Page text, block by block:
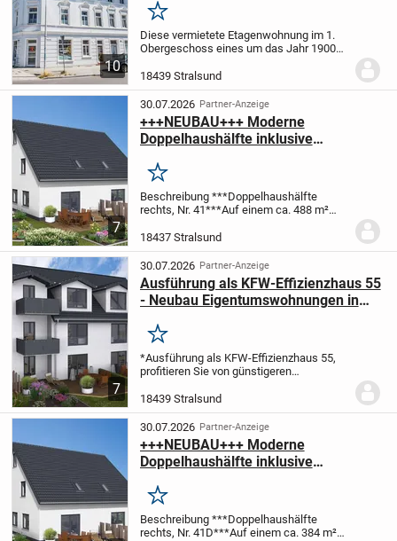
10
Merken
Diese vermietete Etagenwohnung im 1.
Obergeschoss eines um das Jahr 1900
klassischen Altbaucharme mit modernen
Annehmlichkeiten. Mit einer Wohnfläche
von ca. 79,41...
18439 Stralsund
7
30.07.2026 Partner-Anzeige
+++NEUBAU+++ Moderne
Doppelhaushälfte inklusive
Merken
Beschreibung ***Doppelhaushälfte
rechts, Nr. 41***Auf einem ca. 488 m²
und hochwertig ausgestattetes in
Massivbauweise errichtetes Doppelhaus.
Bei diesem...
18437 Stralsund
7
30.07.2026 Partner-Anzeige
Ausführung als KFW-Effizienzhaus 55
- Neubau Eigentumswohnungen in
Grunderwerbsteuer inklusive!
Merken
*Ausführung als KFW-Effizienzhaus 55,
profitieren Sie von günstigeren
ERFOLGT*+++Wohnen mit Zukunft,
investieren in Sicherheit+++In einer der
angenehmsten Wohnlagen Stralsunds...
18439 Stralsund
30.07.2026 Partner-Anzeige
+++NEUBAU+++ Moderne
Doppelhaushälfte inklusive
Merken
Beschreibung ***Doppelhaushälfte
rechts, Nr. 41D***Auf einem ca. 384 m²